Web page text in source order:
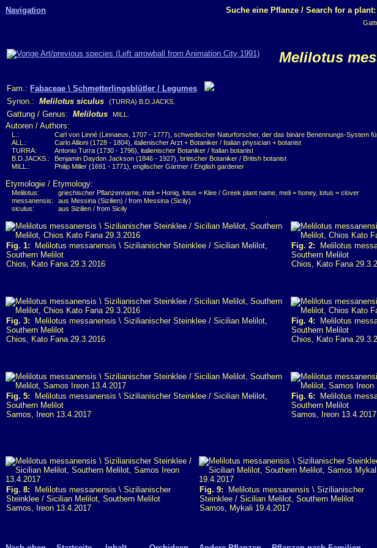
Navigation Suche eine Pflanze / Search for a plant:
Melilotus
Fam.: Fabaceae \ Schmetterlingsblütler / Legumes
Synon.: Melilotus siculus (TURRA) B.D.JACKS.
Gattung / Genus: Melilotus MILL.
Autoren / Authors:
L.:
Carl von Linné (Linnaeus, 1707 - 1777), schwedischer Naturforscher, der das binäre Benennungs-System
ALL.:
Carlo Allioni (1728 - 1804), italienischer Arzt + Botaniker / Italian physician + botanist
TURRA:
Antonio Turra (1730 - 1796), italienischer Botaniker / Italian botanist
B.D.JACKS.:
Benjamin Daydon Jackson (1846 - 1927), britischer Botaniker / British botanist
MILL.:
Philip Miller (1691 - 1771), englischer Gärtner / English gardener
Etymologie / Etymology:
Melilotus:
griechischer Pflanzenname, meli = Honig, lotus = Klee / Greek plant name, meli = honey, lotus = clover
messanensis:
aus Messina (Sizilien) / from Messina (Sicily)
siculus:
aus Sizilien / from Sicily
Fig. 1: Melilotus messanensis \ Sizilianischer Steinklee / Sicilian Melilot,
Southern Melilot
Chios, Kato Fana 29.3.2016
Fig. 2: Melilotus
Southern Melilot
Chios, Kato Fana
Fig. 3: Melilotus messanensis \ Sizilianischer Steinklee / Sicilian Melilot,
Southern Melilot
Chios, Kato Fana 29.3.2016
Fig. 4: Melilotus
Southern Melilot
Chios, Kato Fana
Fig. 5: Melilotus messanensis \ Sizilianischer Steinklee / Sicilian Melilot,
Southern Melilot
Samos, Ireon 13.4.2017
Fig. 6: Melilotus
Southern Melilot
Samos, Ireon 13.4.2017
Fig. 8: Melilotus messanensis \ Sizilianischer
Steinklee / Sicilian Melilot, Southern Melilot
Samos, Ireon 13.4.2017
Fig. 9: Melilotus messanensis \ Sizilianischer
Steinklee / Sicilian Melilot, Southern Melilot
Samos, Mykali 19.4.2017